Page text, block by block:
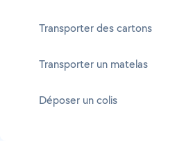
Transporter des cartons
Transporter un matelas
Déposer un colis